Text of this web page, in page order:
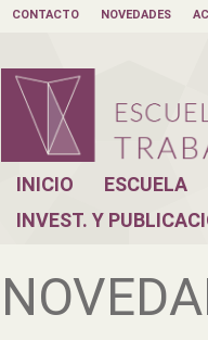
CONTACTO NOVEDADES
INICIO ESCUELA
INVEST. Y